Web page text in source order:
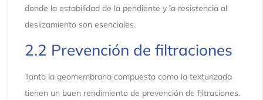
donde la estabilidad de la pendiente y la resistencia al
deslizamiento son esenciales.
2.2 Prevención de filtraciones
Tanto la geomembrana compuesta como la texturizada
tienen un buen rendimiento de prevención de filtraciones.